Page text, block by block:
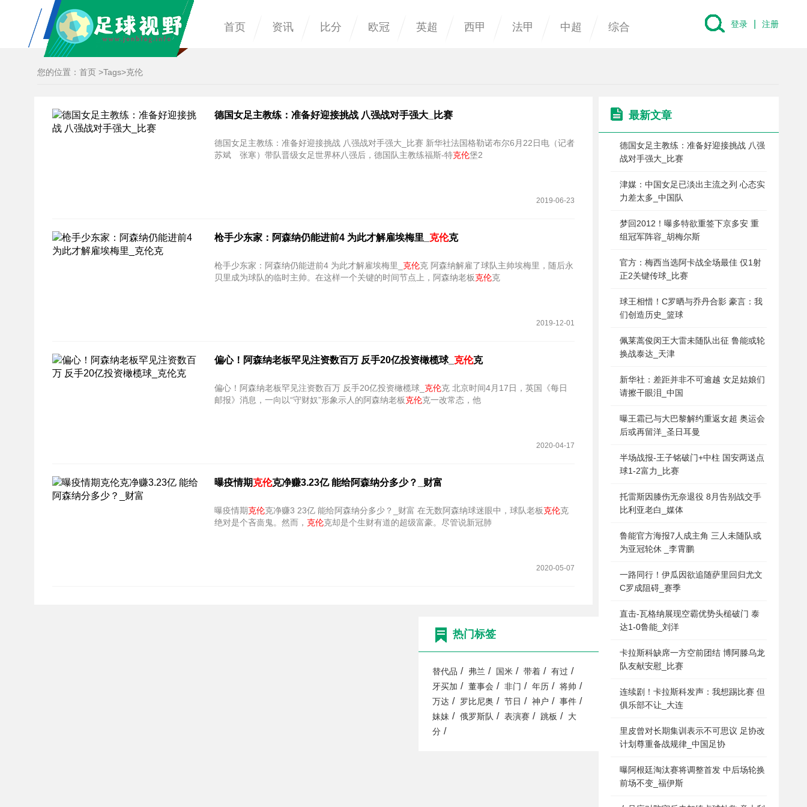
首页 资讯 比分 欧冠 英超 西甲 法甲 中超 综合 登录 注册
您的位置： 首页 >Tags>克伦
德国女足主教练：准备好迎接挑战 八强战对手强大_比赛
德国女足主教练：准备好迎接挑战 八强战对手强大_比赛 新华社法国格勒诺布尔6月22日电（记者
苏斌 张寒）带队晋级女足世界杯八强后，德国队主教练福斯-特克伦堡2
2019-06-23
枪手少东家：阿森纳仍能进前4 为此才解雇埃梅里_ 克伦克
枪手少东家：阿森纳仍能进前4 为此才解雇埃梅里_ 克伦克 阿森纳解雇了球队主帅埃梅里，随后永
贝里成为球队的临时主帅。在这样一个关键的时间节点上，阿森纳老板克伦克
2019-12-01
偏心！阿森纳老板罕见注资数百万 反手20亿投资橄榄球_ 克伦克
偏心！阿森纳老板罕见注资数百万 反手20亿投资橄榄球_ 克伦克 北京时间4月17日，英国《每日
邮报》消息，一向以“守财奴”形象示人的阿森纳老板克伦克一改常态，他
2020-04-17
曝疫情期克伦克净赚3.23亿 能给阿森纳分多少？_财富
曝疫情期克伦 克净赚3 23亿 能给阿森纳分多少？_财富 在无数阿森纳球迷眼中，球队老板克伦克
绝对是个吝啬鬼。然而， 克伦克却是个生财有道的超级富豪。尽管说新冠肺
2020-05-07
最新文章
德国女足主教练：准备好迎接挑战 八强
战对手强大_比赛
津媒：中国女足已淡出主流之列 心态实
力差太多_中国队
梦回2012！曝多特欲重签下京多安 重
组冠军阵容_胡梅尔斯
官方：梅西当选阿卡战全场最佳 仅1射
正2关键传球_比赛
球王相惜！C罗晒与乔丹合影 豪言：我
们创造历史_篮球
佩莱蒿俊闵王大雷未随队出征 鲁能或轮
换战泰达_天津
新华社：差距并非不可逾越 女足姑娘们
请擦干眼泪_中国
曝王霜已与大巴黎解约重返女超 奥运会
后或再留洋_圣日耳曼
半场战报-王子铭破门+中柱 国安两送点
球1-2富力_比赛
托雷斯因膝伤无奈退役 8月告别战交手
比利亚老白_媒体
鲁能官方海报7人成主角 三人未随队或
为亚冠轮休 _李霄鹏
一路同行！伊瓜因欲追随萨里回归尤文
C罗成阻碍_赛季
直击-瓦格纳展现空霸优势头槌破门 泰
达1-0鲁能_刘洋
卡拉斯科缺席一方空前团结 博阿滕乌龙
队友献安慰_比赛
连续剧！卡拉斯科发声：我想踢比赛 但
俱乐部不让_大连
里皮曾对长期集训表示不可思议 足协改
计划尊重备战规律_中国足协
曝阿根廷淘汰赛将调整首发 中后场轮换
前场不变_福伊斯
热门标签
替代品 / 弗兰 / 国米 / 带着 / 有过 /
牙买加 / 董事会 / 非门 / 年历 / 将帅 /
万达 / 罗比尼奥 / 节日 / 神户 / 事件 /
妹妹 / 俄罗斯队 / 表演赛 / 跳板 /
大
分 /